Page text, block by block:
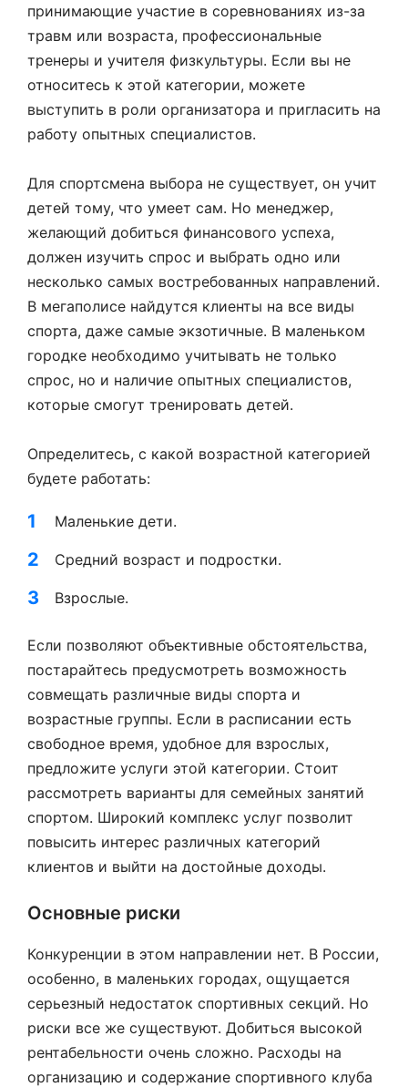
принимающие участие в соревнованиях из-за
травм или возраста, профессиональные
тренеры и учителя физкультуры. Если вы не
относитесь к этой категории, можете
выступить в роли организатора и пригласить на
работу опытных специалистов.
Для спортсмена выбора не существует, он учит
детей тому, что умеет сам. Но менеджер,
желающий добиться финансового успеха,
должен изучить спрос и выбрать одно или
несколько самых востребованных направлений.
В мегаполисе найдутся клиенты на все виды
спорта, даже самые экзотичные. В маленьком
городке необходимо учитывать не только
спрос, но и наличие опытных специалистов,
которые смогут тренировать детей.
Определитесь, с какой возрастной категорией
будете работать:
Маленькие дети.
Средний возраст и подростки.
Взрослые.
Если позволяют объективные обстоятельства,
постарайтесь предусмотреть возможность
совмещать различные виды спорта и
возрастные группы. Если в расписании есть
свободное время, удобное для взрослых,
предложите услуги этой категории. Стоит
рассмотреть варианты для семейных занятий
спортом. Широкий комплекс услуг позволит
повысить интерес различных категорий
клиентов и выйти на достойные доходы.
Основные риски
Конкуренции в этом направлении нет. В России,
особенно, в маленьких городах, ощущается
серьезный недостаток спортивных секций. Но
риски все же существуют. Добиться высокой
рентабельности очень сложно. Расходы на
организацию и содержание спортивного клуба